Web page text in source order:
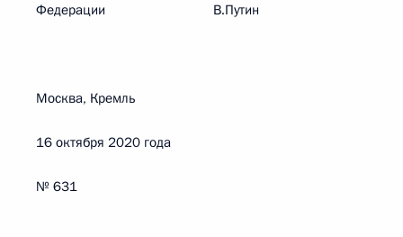
Федерации В.Путин
Москва, Кремль
16 октября 2020 года
№ 631